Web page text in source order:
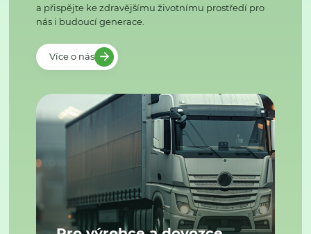
a přispějte ke zdravějšímu životnímu prostředí pro
nás i budoucí generace.
Více o nás